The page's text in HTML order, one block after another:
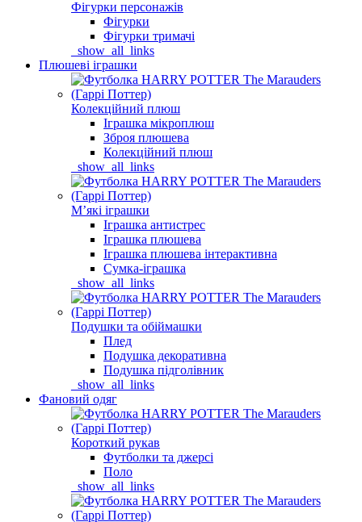
Фігурки персонажів
Фігурки
Фігурки тримачі
_show_all_links
Плюшеві іграшки
Колекційний плюш
Іграшка мікроплюш
Зброя плюшева
Колекційний плюш
_show_all_links
Мʼякі іграшки
Іграшка антистрес
Іграшка плюшева
Іграшка плюшева інтерактивна
Сумка-іграшка
_show_all_links
Подушки та обіймашки
Плед
Подушка декоративна
Подушка підголівник
_show_all_links
Фановий одяг
Короткий рукав
Футболки та джерсі
Поло
_show_all_links